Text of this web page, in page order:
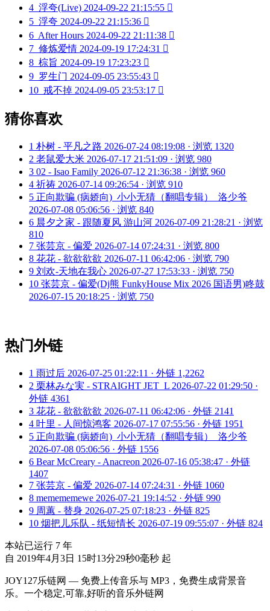
4 浮夸(Live) 2024-09-22 21:15:55 
5 浮夸 2024-09-22 21:15:36 
6 After Hours 2024-09-22 21:11:38 
7 修炼爱情 2024-09-19 17:24:31 
8 棕旨 2024-09-19 17:23:23 
9 罗生门 2024-09-05 23:55:43 
10 戒不掉 2024-09-05 23:53:17 
猜你喜欢
1 朴树 - 平凡之路 2026-07-24 08:19:08 · 浏览 1320
2 老鼠爱大米 2026-07-17 21:51:09 · 浏览 980
3 02 - Isao Family 2026-07-12 21:36:38 · 浏览 960
4 祈祷 2026-07-14 09:26:54 · 浏览 910
5 正向欺骗 (病娇向)_小小无猜（翻唱专辑）_洛少爷
2026-07-08 05:06:56 · 浏览 840
6 晨夕之家 - 跟随夏风 游山河 2026-07-09 21:28:21 · 浏览
810
7 张芸京 - 偏爱 2026-07-14 07:24:31 · 浏览 800
8 花花 - 欲欲欲欲 2026-07-11 06:42:06 · 浏览 790
9 刘欢-天地在我心 2026-07-27 17:53:33 · 浏览 750
10 张芸京 - 偏爱(Dj熊 FunkyHouse Mix 2026 国语男)咚鼓
2026-07-15 20:18:25 · 浏览 750
热门外链
1 雨过后 2026-07-25 01:22:11 · 外链 1,2262
2 栗林みな実 - STRAIGHT JET_L 2026-07-22 01:29:50 ·
外链 4361
3 花花 - 欲欲欲欲 2026-07-11 06:42:06 · 外链 2141
4 叶里 - 人间惊鸿客 2026-07-17 07:55:56 · 外链 1951
5 正向欺骗 (病娇向)_小小无猜（翻唱专辑）_洛少爷
2026-07-08 05:06:56 · 外链 1556
6 Bear McCreary - Anacreon 2026-07-16 05:38:47 · 外链
1407
7 张芸京 - 偏爱 2026-07-14 07:24:31 · 外链 1060
8 memememewe 2026-07-21 19:14:52 · 外链 990
9 周蕙 - 替身 2026-07-25 07:18:23 · 外链 825
10 烟把儿乐队 - 纸短情长 2026-07-19 09:55:07 · 外链 824
本站已运行 7 年
自 2019年4月3日 15时13分29秒0毫秒 起
JOY127乐链网 — 免费上传音乐与 MP3，免费生成背景音
乐。一个稳定,可靠,好听的音乐外链网